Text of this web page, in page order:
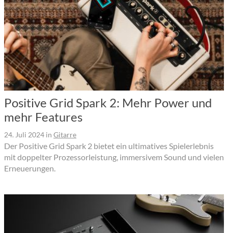
Positive Grid Spark 2: Mehr Power und
mehr Features
24. Juli 2024 in Gitarre
Der Positive Grid Spark 2 bietet ein ultimatives Spielerlebnis
mit doppelter Prozessorleistung, immersivem Sound und vielen
Erneuerungen.